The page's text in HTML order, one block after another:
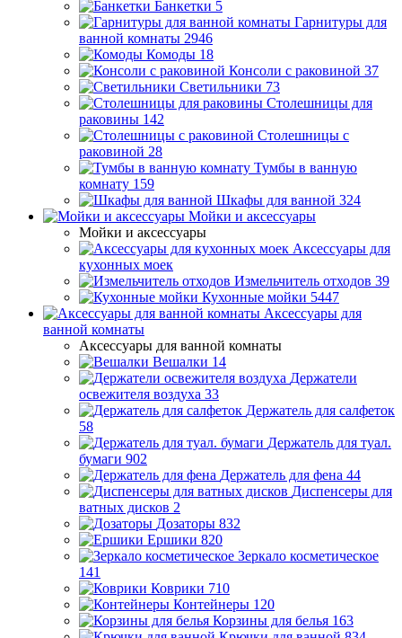
Банкетки 5
Гарнитуры для
ванной комнаты 2946
Комоды 18
Консоли с раковиной 37
Светильники 73
Столешницы для
раковины 142
Столешницы с
раковиной 28
Тумбы в ванную
комнату 159
Шкафы для ванной 324
Мойки и аксессуары
Мойки и аксессуары
Аксессуары для
кухонных моек
Измельчитель отходов 39
Кухонные мойки 5447
Аксессуары для
ванной комнаты
Аксессуары для ванной комнаты
Вешалки 14
Держатели
освежителя воздуха 33
Держатель для салфеток
58
Держатель для туал.
бумаги 902
Держатель для фена 44
Диспенсеры для
ватных дисков 2
Дозаторы 832
Ершики 820
Зеркало косметическое
141
Коврики 710
Контейнеры 120
Корзины для белья 163